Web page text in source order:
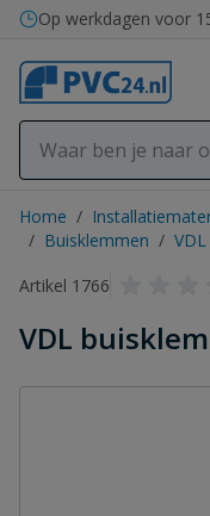
Ga naar de inhoud
Op werkdagen voor
Home /
/ Buisklemmen /
Artikel 1766
VDL